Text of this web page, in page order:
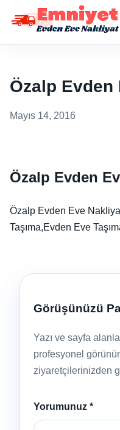
Özalp
Mayıs 14, 2016
Özalp Evden
Özalp Evden Eve
Taşıma,Evden Eve
Görüşünüzü
Yazı ve sayfa
profesyonel
ziyaretçilerinizden
Yorumunuz *